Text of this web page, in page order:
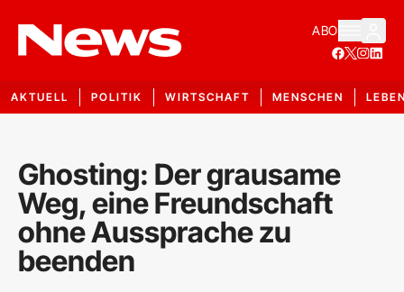
ABO
AKTUELL POLITIK WIRTSCHAFT MENSCHEN
Ghosting: Der grausame
Weg, eine Freundschaft
ohne Aussprache zu
beenden